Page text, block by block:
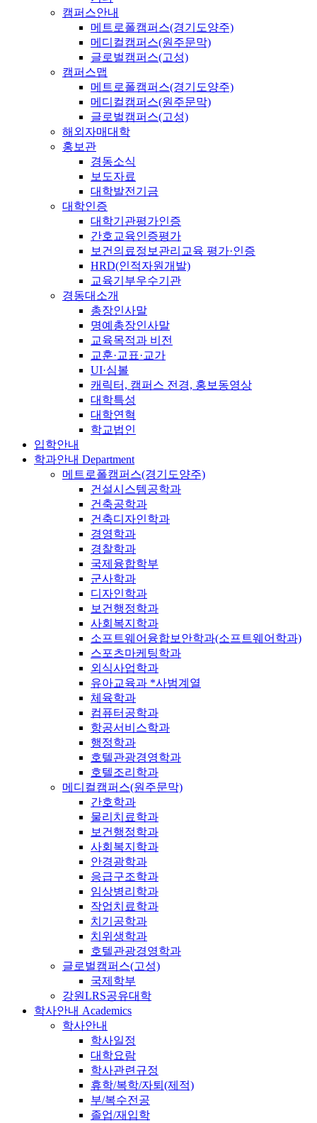
캠퍼스안내
메트로폴캠퍼스(경기도양주)
메디컬캠퍼스(원주문막)
글로벌캠퍼스(고성)
캠퍼스맵
메트로폴캠퍼스(경기도양주)
메디컬캠퍼스(원주문막)
글로벌캠퍼스(고성)
해외자매대학
홍보관
경동소식
보도자료
대학발전기금
대학인증
대학기관평가인증
간호교육인증평가
보건의료정보관리교육 평가·인증
HRD(인적자원개발)
교육기부우수기관
경동대소개
총장인사말
명예총장인사말
교육목적과 비전
교훈·교표·교가
UI·심볼
캐릭터, 캠퍼스 전경, 홍보동영상
대학특성
대학연혁
학교법인
입학안내
학과안내 Department
메트로폴캠퍼스(경기도양주)
건설시스템공학과
건축공학과
건축디자인학과
경영학과
경찰학과
국제융합학부
군사학과
디자인학과
보건행정학과
사회복지학과
소프트웨어융합보안학과(소프트웨어학과)
스포츠마케팅학과
외식사업학과
유아교육과 *사범계열
체육학과
컴퓨터공학과
항공서비스학과
행정학과
호텔관광경영학과
호텔조리학과
메디컬캠퍼스(원주문막)
간호학과
물리치료학과
보건행정학과
사회복지학과
안경광학과
응급구조학과
임상병리학과
작업치료학과
치기공학과
치위생학과
호텔관광경영학과
글로벌캠퍼스(고성)
국제학부
강원LRS공유대학
학사안내 Academics
학사안내
학사일정
대학요람
학사관련규정
휴학/복학/자퇴(제적)
부/복수전공
졸업/재입학